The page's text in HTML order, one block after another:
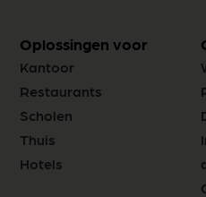
Oplossingen voor
Kantoor
Restaurants
Scholen
Thuis
Hotels